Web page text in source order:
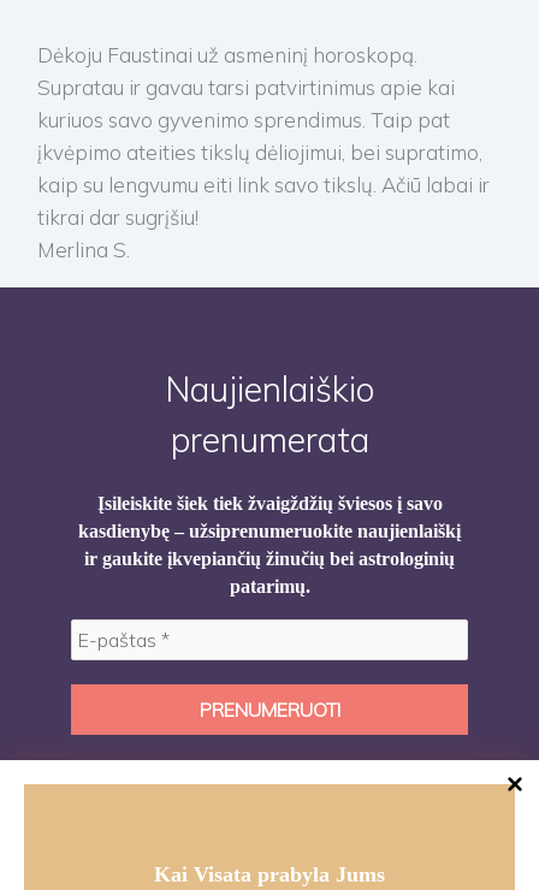
Dėkoju Faustinai už asmeninį horoskopą.
Supratau ir gavau tarsi patvirtinimus apie kai
kuriuos savo gyvenimo sprendimus. Taip pat
įkvėpimo ateities tikslų dėliojimui, bei supratimo,
kaip su lengvumu eiti link savo tikslų. Ačiū labai ir
tikrai dar sugrįšiu!
Merlina S.
Kai Visata prabyla Jums
Naujienlaiškio
prenumerata
Įsileiskite šiek tiek žvaigždžių šviesos į savo
kasdienybę – užsiprenumeruokite naujienlaiškį
ir gaukite įkvepiančių žinučių bei astrologinių
patarimų.